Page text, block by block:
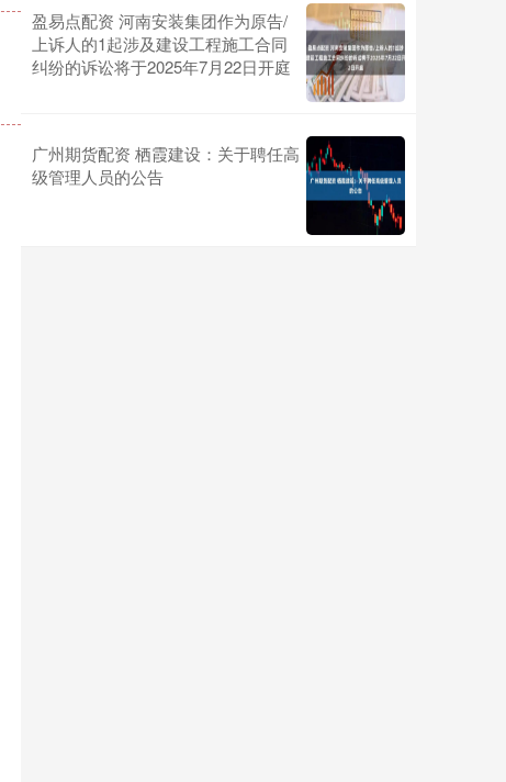
盈易点配资 河南安装集团作为原告/
上诉人的1起涉及建设工程施工合同
纠纷的诉讼将于2025年7月22日开庭
广州期货配资 栖霞建设：关于聘任高
级管理人员的公告